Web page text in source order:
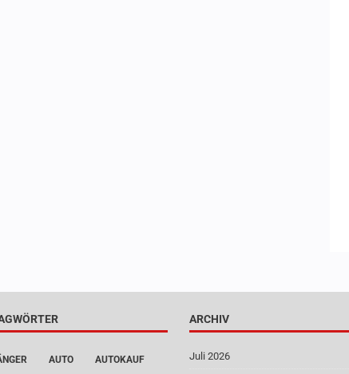
AUTO AUTOKAUF
ARCHIV
Juli 2026